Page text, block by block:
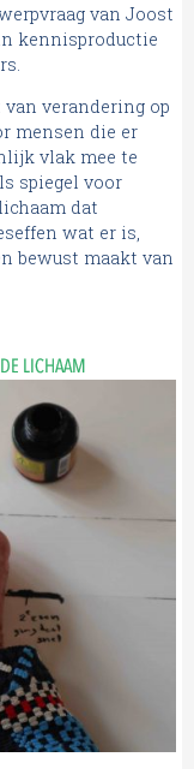
van Joost
kennisproductie
verandering op
mensen die er
vlak mee te
spiegel voor
dat
wat er is,
bewust maakt van
LICHAAM